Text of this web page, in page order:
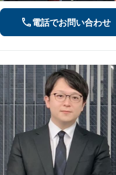
電話でお問い合わせ